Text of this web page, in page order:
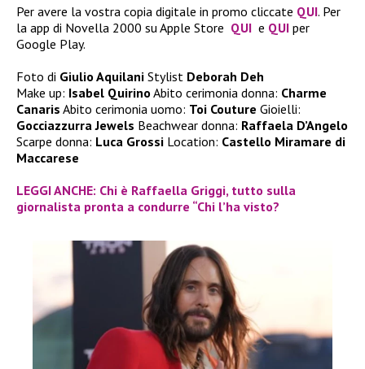
Per avere la vostra copia digitale in promo cliccate QUI. Per
la app di Novella 2000 su Apple Store QUI e QUI per
Google Play.
Foto di Giulio Aquilani Stylist Deborah Deh
Make up: Isabel Quirino Abito cerimonia donna: Charme
Canaris Abito cerimonia uomo: Toi Couture Gioielli:
Gocciazzurra Jewels Beachwear donna: Raffaela D’Angelo
Scarpe donna: Luca Grossi Location: Castello Miramare di
Maccarese
LEGGI ANCHE: Chi è Raffaella Griggi, tutto sulla
giornalista pronta a condurre “Chi l’ha visto?